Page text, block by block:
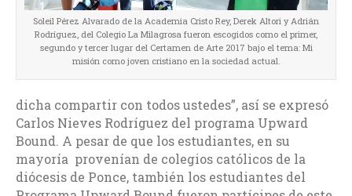
Soleil Pérez Alvarado de la Academia Cristo Rey, Derek Altori y Adrián
Rodríguez, del Colegio La Milagrosa fueron escogidos como el primer,
segundo y tercer lugar del Certamen de Arte 2017 bajo el tema: Mi
misión como joven cristiano en la sociedad actual.
dicha compartir con todos ustedes”, así se expresó
Carlos Nieves Rodríguez del programa Upward
Bound. A pesar de que los estudiantes, en su
mayoría provenían de colegios católicos de la
diócesis de Ponce, también los estudiantes del